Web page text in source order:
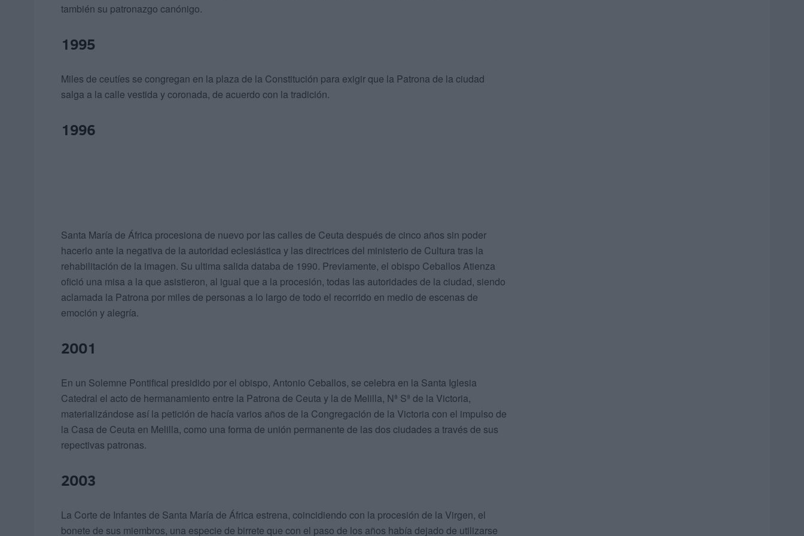
también su patronazgo canónigo.
1995
Miles de ceutíes se congregan en la plaza de la Constitución para exigir que la Patrona de la ciudad
salga a la calle vestida y coronada, de acuerdo con la tradición.
1996
Santa María de África procesiona de nuevo por las calles de Ceuta después de cinco años sin poder
hacerlo ante la negativa de la autoridad eclesiástica y las directrices del ministerio de Cultura tras la
rehabilitación de la imagen. Su ultima salida databa de 1990. Previamente, el obispo Ceballos Atienza
ofició una misa a la que asistieron, al igual que a la procesión, todas las autoridades de la ciudad, siendo
aclamada la Patrona por miles de personas a lo largo de todo el recorrido en medio de escenas de
emoción y alegría.
2001
En un Solemne Pontifical presidido por el obispo, Antonio Ceballos, se celebra en la Santa Iglesia
Catedral el acto de hermanamiento entre la Patrona de Ceuta y la de Melilla, Nª Sª de la Victoria,
materializándose así la petición de hacía varios años de la Congregación de la Victoria con el impulso de
la Casa de Ceuta en Melilla, como una forma de unión permanente de las dos ciudades a través de sus
repectivas patronas.
2003
La Corte de Infantes de Santa María de África estrena, coincidiendo con la procesión de la Virgen, el
bonete de sus miembros, una especie de birrete que con el paso de los años había dejado de utilizarse